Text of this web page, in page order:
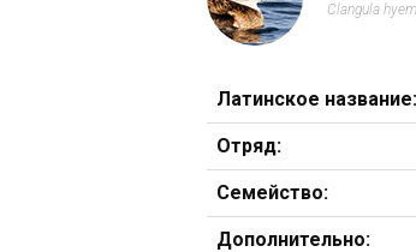
Clangula
Латинское название:
Отряд:
Семейство:
Дополнительно: